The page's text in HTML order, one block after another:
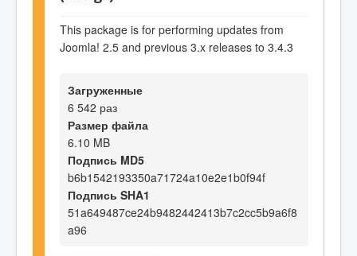
This package is for performing updates from
Joomla! 2.5 and previous 3.x releases to 3.4.3
Загруженные
6 542 раз
Размер файла
6.10 MB
Подпись MD5
b6b1542193350a71724a10e2e1b0f94f
Подпись SHA1
51a649487ce24b9482442413b7c2cc5b9a6f8
a96